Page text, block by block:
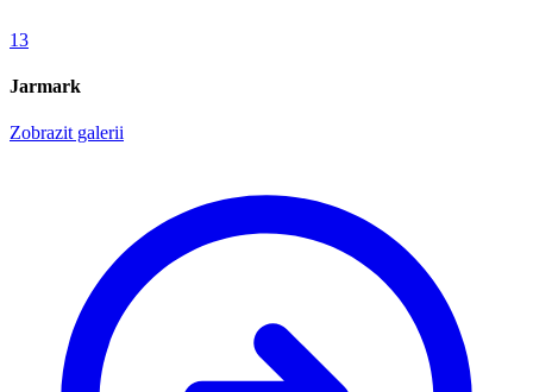
13
Jarmark
Zobrazit galerii